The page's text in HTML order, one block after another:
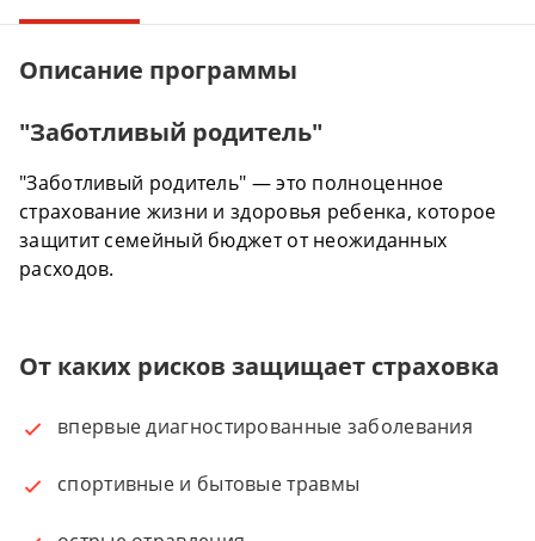
Описание программы
"Заботливый родитель"
"Заботливый родитель" — это полноценное
страхование жизни и здоровья ребенка, которое
защитит семейный бюджет от неожиданных
расходов.
От каких рисков защищает страховка
впервые диагностированные заболевания
спортивные и бытовые травмы